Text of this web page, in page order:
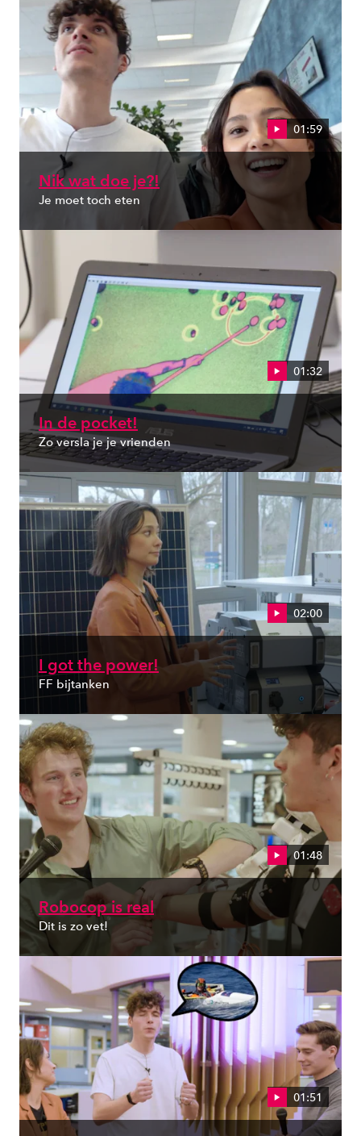
Nik wat doe je?!
Je moet toch eten
01:59
In de pocket!
Zo versla je je vrienden
01:32
I got the power!
FF bijtanken
02:00
Robocop is real
Dit is zo vet!
01:48
01:51